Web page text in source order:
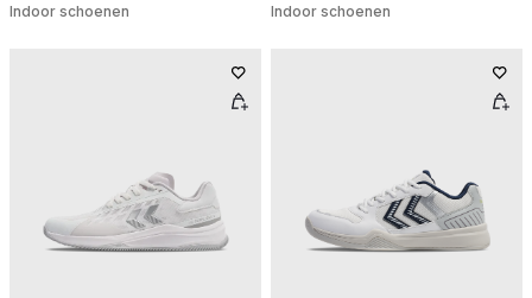
Indoor schoenen
Indoor schoenen